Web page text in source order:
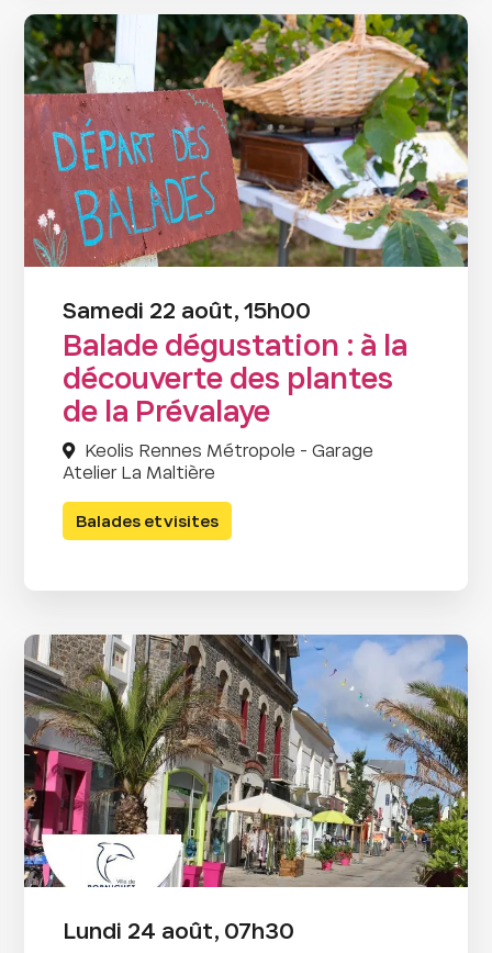
Samedi 22 août, 15h00
Balade dégustation : à la
découverte des plantes
de la Prévalaye
Keolis Rennes Métropole - Garage
Atelier La Maltière
Balades et visites
Lundi 24 août, 07h30